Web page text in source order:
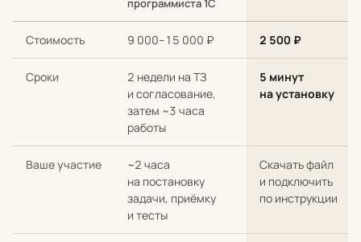
программиста 1С
Стоимость 9 000–15 000 ₽ 2 500 ₽
Сроки
2 недели на ТЗ
и согласование,
затем ~3 часа
работы
5 минут
на установку
Ваше участие
~2 часа
на постановку
задачи, приёмку
и тесты
Скачать файл
и подключить
по инструкции